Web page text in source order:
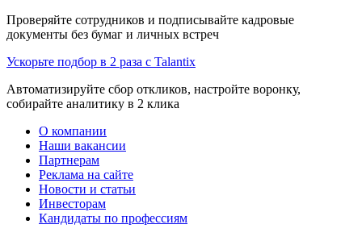
Проверяйте сотрудников и подписывайте кадровые
документы без бумаг и личных встреч
Ускорьте подбор в 2 раза с Talantix
Автоматизируйте сбор откликов, настройте воронку,
собирайте аналитику в 2 клика
О компании
Наши вакансии
Партнерам
Реклама на сайте
Новости и статьи
Инвесторам
Кандидаты по профессиям